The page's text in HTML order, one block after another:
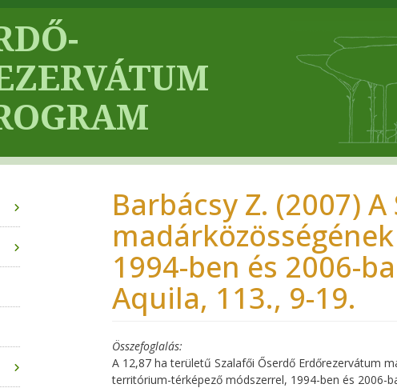
Barbácsy Z. (2007)
1994-ben és 2006-
Aquila, 113., 9-19.
Összefoglalás
A 12,87 ha területű Szalafői Őserdő Erdőrezervátum
territórium-térképező módszerrel, 1994-ben és 2006-